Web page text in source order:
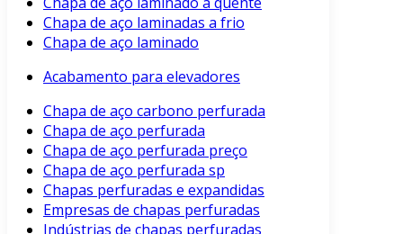
Chapa de aço laminadas a frio
Chapa de aço laminado
Acabamento para elevadores
Chapa de aço carbono perfurada
Chapa de aço perfurada
Chapa de aço perfurada preço
Chapa de aço perfurada sp
Chapas perfuradas e expandidas
Empresas de chapas perfuradas
Indústrias de chapas perfuradas